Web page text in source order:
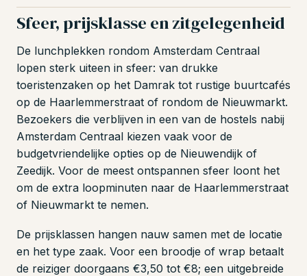
Sfeer, prijsklasse en zitgelegenheid
De lunchplekken rondom Amsterdam Centraal
lopen sterk uiteen in sfeer: van drukke
toeristenzaken op het Damrak tot rustige buurtcafés
op de Haarlemmerstraat of rondom de Nieuwmarkt.
Bezoekers die verblijven in een van de hostels nabij
Amsterdam Centraal kiezen vaak voor de
budgetvriendelijke opties op de Nieuwendijk of
Zeedijk. Voor de meest ontspannen sfeer loont het
om de extra loopminuten naar de Haarlemmerstraat
of Nieuwmarkt te nemen.
De prijsklassen hangen nauw samen met de locatie
en het type zaak. Voor een broodje of wrap betaalt
de reiziger doorgaans €3,50 tot €8; een uitgebreide